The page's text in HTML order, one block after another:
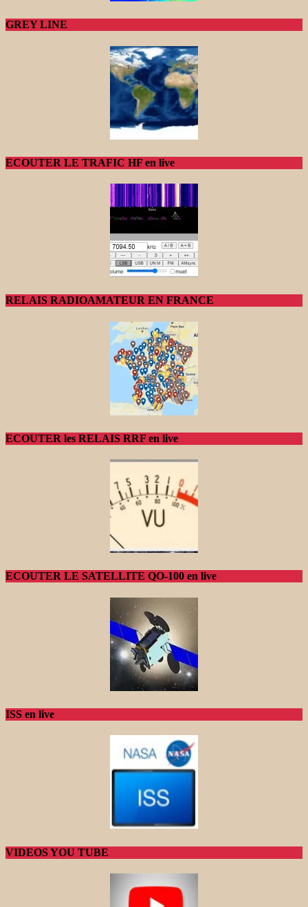
GREY LINE
ECOUTER LE TRAFIC HF en live
RELAIS RADIOAMATEUR EN FRANCE
ECOUTER les RELAIS RRF en live
ECOUTER LE SATELLITE QO-100 en live
ISS en live
VIDEOS YOU TUBE